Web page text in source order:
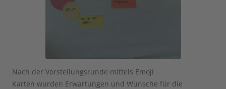
Nach der Vorstellungsrunde mittels Emoji
Karten wurden Erwartungen und Wünsche für die